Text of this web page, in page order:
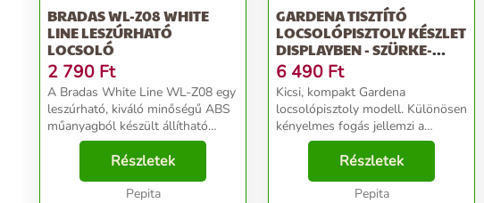
BRADAS WL-Z08 WHITE
LINE LESZÚRHATÓ
LOCSOLÓ
2 790 Ft
A Bradas White Line WL-Z08 egy
leszúrható, kiváló minőségű ABS
műanyagból készült állítható
locsolófej, gyorscsatlakozóval és
áramlás szabályozó szeleppel. Az
egyedi igényekhez állítható
szórófej műkö...
Részletek
Pepita
GARDENA TISZTÍTÓ
LOCSOLÓPISZTOLY KÉSZLET
DISPLAYBEN - SZÜRKE-
NARANCS
6 490 Ft
Kicsi, kompakt Gardena
locsolópisztoly modell. Különösen
kényelmes fogás jellemzi a
beépített puha- műanyag elemek
révén. A vízsugár
fokozatmentesen szabályozható
továbbá a locsolópisztoly
Részletek
Pepita